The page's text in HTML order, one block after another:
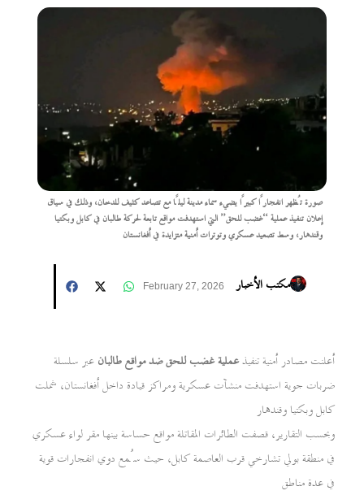
صورة تُظهر انفجارًا كبيرًا يضيء سماء مدينة ليلًا مع تصاعد كثيف للدخان، وذلك في سياق
إعلان تنفيذ عملية “غضب للحق” التي استهدفت مواقع تابعة لحركة طالبان في كابل وبكتيا
وقندهار، وسط تصعيد عسكري وتوترات أمنية متزايدة في أفغانستان
مكتب الأخبار February 27, 2026
أعلنت مصادر أمنية تنفيذعملية غضب للحق ضد مواقع طالبانعبر سلسلة
ضربات جوية استهدفت منشآت عسكرية ومراكز قيادة داخل أفغانستان، شملت
كابل وبكتيا وقندهار
وبحسب التقارير، قصفت الطائرات المقاتلة مواقع حساسة بينها مقر لواء عسكري
في منطقة بولي تشارخي قرب العاصمة كابل، حيث سُمع دوي انفجارات قوية
في عدة مناطق